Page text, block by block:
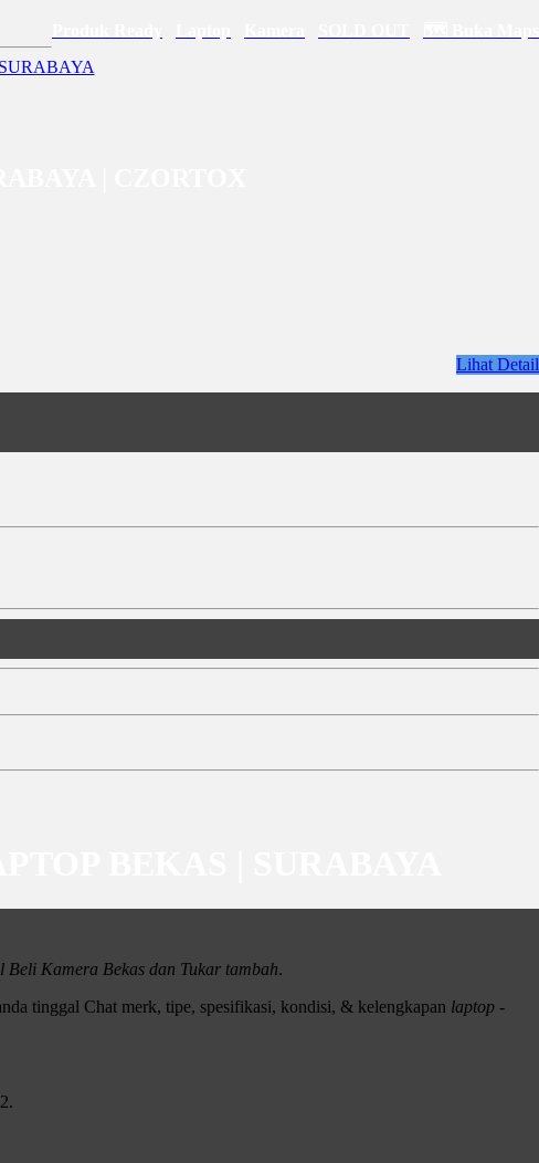
Lihat Detail
Beli Kamera Bekas dan Tukar tambah.
tinggal Chat merk, tipe, spesifikasi, kondisi, & kelengkapan laptop -